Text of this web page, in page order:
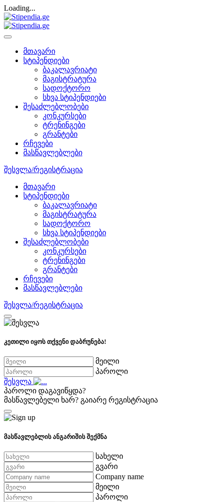
Loading...
მთავარი
სტიპენდიები
ბაკალავრიატი
მაგისტრატურა
სადოქტორო
სხვა სტიპენდიები
შესაძლებლობები
კონკურსები
ტრენინგები
გრანტები
რჩევები
მასწავლებლები
შესვლა/რეგისტრაცია
მთავარი
სტიპენდიები
ბაკალავრიატი
მაგისტრატურა
სადოქტორო
სხვა სტიპენდიები
შესაძლებლობები
კონკურსები
ტრენინგები
გრანტები
რჩევები
მასწავლებლები
შესვლა/რეგისტრაცია
კეთილი იყოს თქვენი დაბრუნება!
მეილი
პაროლი
შესვლა
პაროლი დაგავიწყდა?
მასწავლებელი ხარ? გაიარე რეგისტრაცია
მასწავლებლის ანგარიშის შექმნა
სახელი
გვარი
Company name
მეილი
პაროლი